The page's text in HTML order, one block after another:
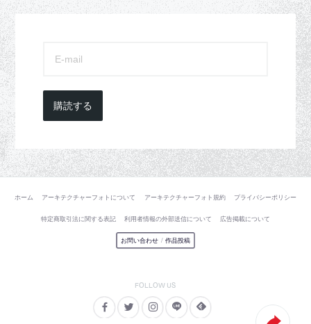
購読する
ホーム アーキテクチャーフォトについて アーキテクチャーフォト規約 プライバシーポリシー
特定商取引法に関する表記 利用者情報の外部送信について 広告掲載について
お問い合わせ / 作品投稿